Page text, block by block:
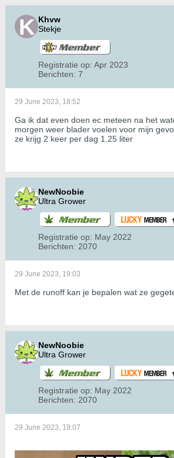
Khvw
Stekje
Registratie op: Apr 2023
Berichten: 7
29 June 2023, 18:52
Ga ik dat even doen ec meteen na het
morgen weer blader voelen voor mijn
ze krijg 2 keer per dag 1.25 liter
NewNoobie
Ultra Grower
Registratie op: May 2022
Berichten: 2070
29 June 2023, 19:03
Met de runoff kan je bepalen wat ze
NewNoobie
Ultra Grower
Registratie op: May 2022
Berichten: 2070
29 June 2023, 19:07